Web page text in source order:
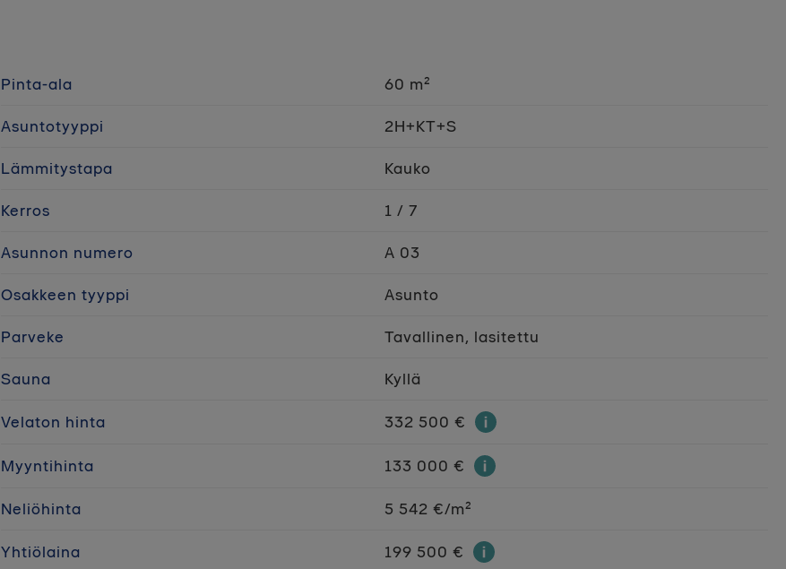
Pinta-ala 60 m²
Asuntotyyppi 2H+KT+S
Lämmitystapa Kauko
Kerros 1 / 7
Asunnon numero A 03
Osakkeen tyyppi Asunto
Parveke Tavallinen, lasitettu
Sauna Kyllä
Velaton hinta 332 500 €
Myyntihinta 133 000 €
Neliöhinta 5 542 €/m²
Yhtiölaina 199 500 €